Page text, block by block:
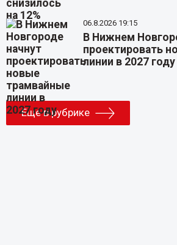
06.8.2026 19:15
В Нижнем
проектировать
линии в 2027 году
Еще в рубрике